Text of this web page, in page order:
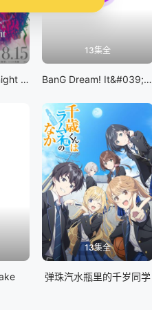
剧场版 Fate/stay night [Heaven&#039;s Feel] III.spring song
13集全
BanG Dream! It&#039;s MyGO!!!!!
13集全
弹珠汽水瓶里的千岁同学